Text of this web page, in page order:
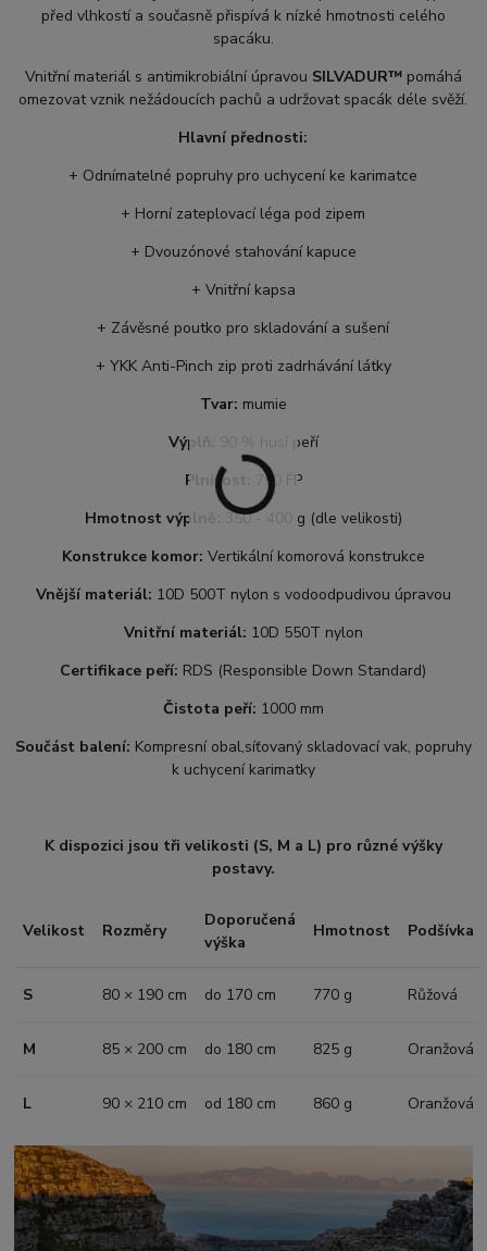
před vlhkostí a současně přispívá k nízké hmotnosti celého
spacáku.
Vnitřní materiál s antimikrobiální úpravou SILVADUR™pomáhá
omezovat vznik nežádoucích pachů a udržovat spacák déle svěží.
Hlavní přednosti:
+ Odnímatelné popruhy pro uchycení ke karimatce
+ Horní zateplovací léga pod zipem
+ Dvouzónové stahování kapuce
+ Vnitřní kapsa
+ Závěsné poutko pro skladování a sušení
+ YKK Anti-Pinch zip proti zadrhávání látky
Tvar: mumie
Výplň:
90 % husí peří
Plnivost:
750 FP
Hmotnost výplně:
350 - 400 g (dle velikosti)
Konstrukce komor: Vertikální komorová konstrukce
Vnější materiál: 10D 500T nylon s vodoodpudivou úpravou
Vnitřní materiál: 10D 550T nylon
Certifikace peří: RDS (Responsible Down Standard)
Čistota peří: 1000 mm
Součást balení: Kompresní obal,síťovaný skladovací vak, popruhy
k uchycení karimatky
K dispozici jsou tři velikosti (S, M a L) pro různé výšky
postavy.
Velikost Rozměry
Doporučená
výška
Hmotnost Podšívka
S 80 × 190 cm do 170 cm 770 g Růžová
M 85 × 200 cm do 180 cm 825 g Oranžová
L 90 × 210 cm od 180 cm 860 g Oranžová